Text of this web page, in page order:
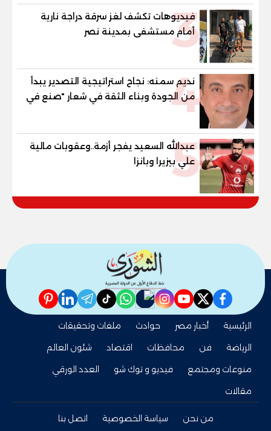
3
فيديوهات تكشف لغز سرقة دراجة نارية
أمام مستشفى بمدينة نصر
4
نديم سمنه: نجاح استراتيجية التصدير يبدأ
من الجودة وبناء الثقة في شعار "صنع في
مصر"
5
عبدالله السعيد يفجر أزمة..وعقوبات مالية
علي بيزيرا وبانزا
facebook
twitter
youtube
instagram
nabd
whatsapp
tiktok
telegram
linkedin
pinterest
الرئيسية أخبار مصر حوادث
ملفات وتحقيقات
الرياضة
فن محافظات اقتصاد
شئون العالم
منوعات ومجتمع
فيديو و توك شو
العدد الورقي
مقالات
من نحن سياسة الخصوصية اتصل بنا